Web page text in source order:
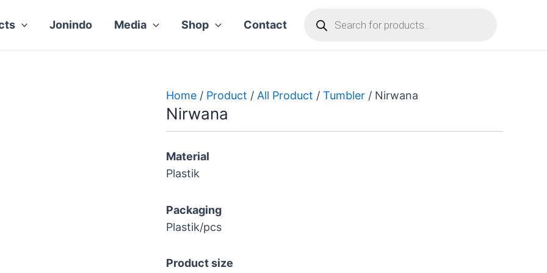
Jonindo Media Shop Contact
search
Home / Product / All Product / Tumbler / Nirwana
Nirwana
Material
Plastik
Packaging
Plastik/pcs
Product size